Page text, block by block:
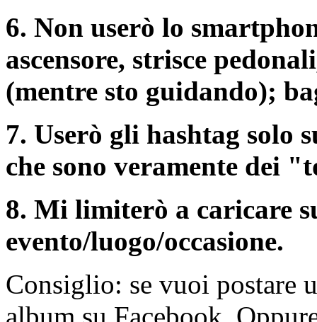
6. Non userò lo
ascensore, strisce
(mentre sto guidando);
7. Userò gli hashtag solo
che sono veramente dei
8. Mi limiterò a caricare
evento/luogo/occasione.
Consiglio: se vuoi postare
album su Facebook.